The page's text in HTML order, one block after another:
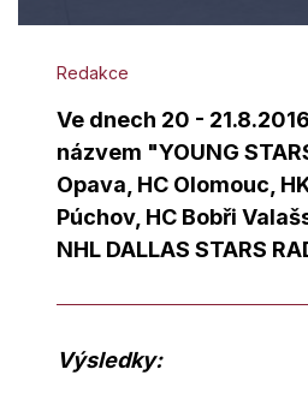
Redakce
Ve dnech 20 -
názvem "YOUNG
Opava, HC Olomouc,
Púchov, HC Bobři
NHL DALLAS STARS
Výsledky: